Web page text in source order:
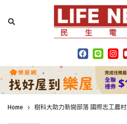
Home 樹科大助力新開部落 國際志工農